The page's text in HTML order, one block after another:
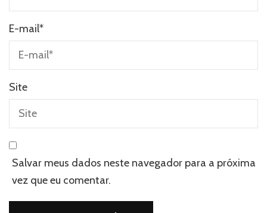
E-mail*
Site
Salvar meus dados neste navegador para a próxima
vez que eu comentar.